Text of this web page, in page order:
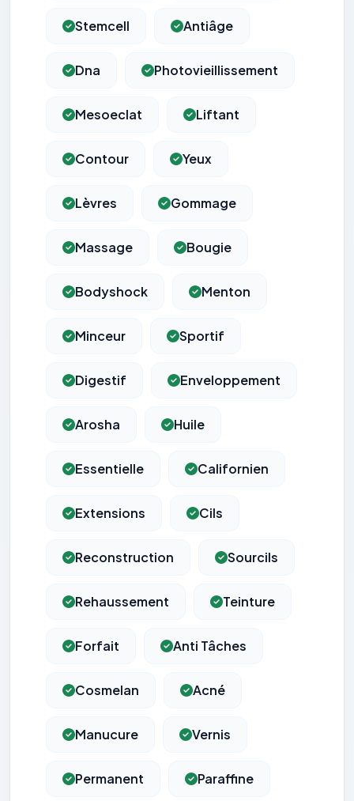
Stemcell Antiâge
Dna Photovieillissement
Mesoeclat Liftant
Contour Yeux
Lèvres Gommage
Massage Bougie
Bodyshock Menton
Minceur Sportif
Digestif Enveloppement
Arosha Huile
Essentielle Californien
Extensions Cils
Reconstruction Sourcils
Rehaussement Teinture
Forfait Anti Tâches
Cosmelan Acné
Manucure Vernis
Permanent Paraffine